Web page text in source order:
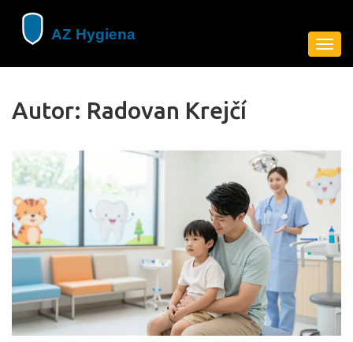
Autor: Radovan Krejčí